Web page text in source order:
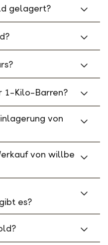
gelagert?
1-Kilo-Barren?
von
von willbe
es?